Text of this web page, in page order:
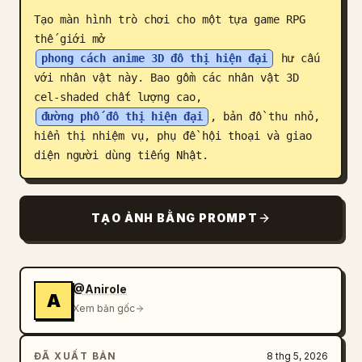
Blog
Cập nhật
Tạo màn hình trò chơi cho một tựa game RPG
thế giới mở
phong cách anime 3D đô thị hiện đại
hư cấu
với nhân vật này. Bao gồm các nhân vật 3D
cel-shaded chất lượng cao,
đường phố đô thị hiện đại
, bản đồ thu nhỏ,
hiển thị nhiệm vụ, phụ đề hội thoại và giao
diện người dùng tiếng Nhật.
TẠO ẢNH BẰNG PROMPT
A
@Anirole
Xem bản gốc
ĐÃ XUẤT BẢN 8 thg 5, 2026